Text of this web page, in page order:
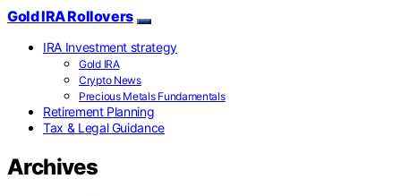
Gold IRA Rollovers
IRA Investment strategy
Gold IRA
Crypto News
Precious Metals Fundamentals
Retirement Planning
Tax & Legal Guidance
Archives